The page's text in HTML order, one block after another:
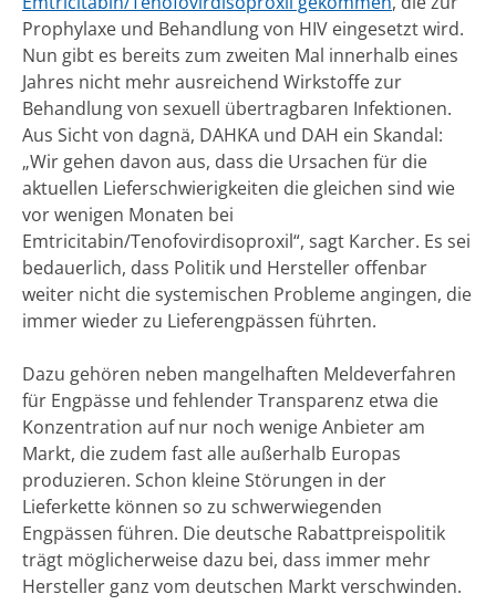
Prophylaxe und Behandlung von HIV eingesetzt wird.
Nun gibt es bereits zum zweiten Mal innerhalb eines
Jahres nicht mehr ausreichend Wirkstoffe zur
Behandlung von sexuell übertragbaren Infektionen.
Aus Sicht von dagnä, DAHKA und DAH ein Skandal:
„Wir gehen davon aus, dass die Ursachen für die
aktuellen Lieferschwierigkeiten die gleichen sind wie
vor wenigen Monaten bei
Emtricitabin/Tenofovirdisoproxil“, sagt Karcher. Es sei
bedauerlich, dass Politik und Hersteller offenbar
weiter nicht die systemischen Probleme angingen, die
immer wieder zu Lieferengpässen führten.
Dazu gehören neben mangelhaften Meldeverfahren
für Engpässe und fehlender Transparenz etwa die
Konzentration auf nur noch wenige Anbieter am
Markt, die zudem fast alle außerhalb Europas
produzieren. Schon kleine Störungen in der
Lieferkette können so zu schwerwiegenden
Engpässen führen. Die deutsche Rabattpreispolitik
trägt möglicherweise dazu bei, dass immer mehr
Hersteller ganz vom deutschen Markt verschwinden.